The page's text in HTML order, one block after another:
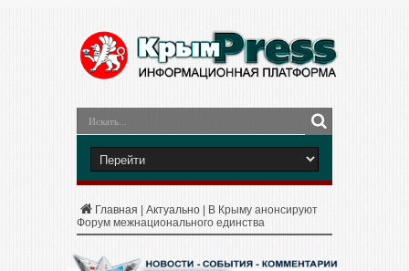
Главная Актуально
В Крыму анонсируют
Форум межнационального единства